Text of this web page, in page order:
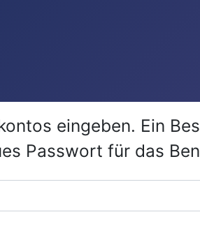
eingeben. Ein
Passwort für das